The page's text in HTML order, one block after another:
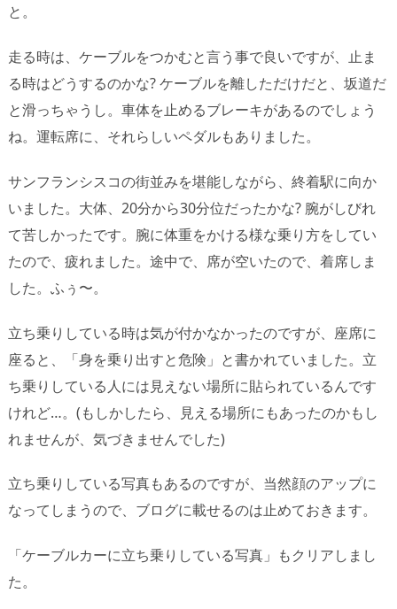
と。
走る時は、ケーブルをつかむと言う事で良いですが、止ま
る時はどうするのかな? ケーブルを離しただけだと、坂道だ
と滑っちゃうし。車体を止めるブレーキがあるのでしょう
ね。運転席に、それらしいペダルもありました。
サンフランシスコの街並みを堪能しながら、終着駅に向か
いました。大体、20分から30分位だったかな? 腕がしびれ
て苦しかったです。腕に体重をかける様な乗り方をしてい
たので、疲れました。途中で、席が空いたので、着席しま
した。ふぅ〜。
立ち乗りしている時は気が付かなかったのですが、座席に
座ると、「身を乗り出すと危険」と書かれていました。立
ち乗りしている人には見えない場所に貼られているんです
けれど…。(もしかしたら、見える場所にもあったのかもし
れませんが、気づきませんでした)
立ち乗りしている写真もあるのですが、当然顔のアップに
なってしまうので、ブログに載せるのは止めておきます。
「ケーブルカーに立ち乗りしている写真」もクリアしまし
た。